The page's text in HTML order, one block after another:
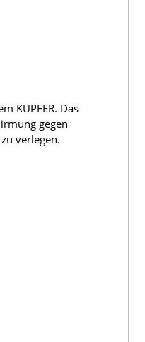
KUPFER. Das
gegen
verlegen.